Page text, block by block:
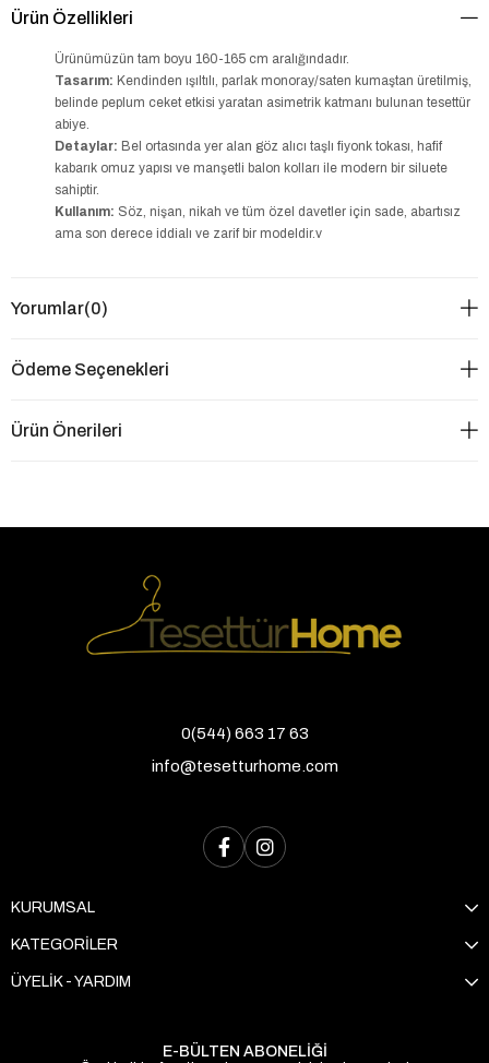
Ürün Özellikleri
Ürünümüzün tam boyu 160-165 cm aralığındadır.
Tasarım: Kendinden ışıltılı, parlak monoray/saten kumaştan üretilmiş,
belinde peplum ceket etkisi yaratan asimetrik katmanı bulunan tesettür
abiye.
Detaylar: Bel ortasında yer alan göz alıcı taşlı fiyonk tokası, hafif
kabarık omuz yapısı ve manşetli balon kolları ile modern bir siluete
sahiptir.
Kullanım: Söz, nişan, nikah ve tüm özel davetler için sade, abartısız
ama son derece iddialı ve zarif bir modeldir.v
Yorumlar(0)
Ödeme Seçenekleri
Ürün Önerileri
0(544) 663 17 63
info@tesetturhome.com
KURUMSAL
KATEGORİLER
ÜYELİK - YARDIM
E-BÜLTEN ABONELİĞİ